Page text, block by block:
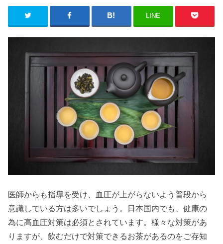
LINE
医師からも指導を受け、血圧が上がらないよう普段から
意識している方は多いでしょう。日本国内でも、健康の
為に高血圧対策は必須とされています。様々な対策があ
りますが、飲むだけで対策できるお茶があるのをご存知